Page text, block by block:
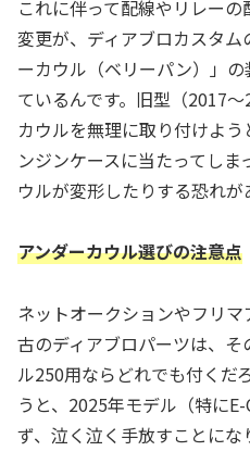
これに伴って配線やリレー
変更が、ディアブロカスタ
ーカウル（ベリーパン）」
ているんです。旧型（2017
カウルを無理に取り付けよ
ンジンケースに当たってし
ウルが変形したりする恐れが
アンダーカウル選びの注意点
ネットオークションやフリ
古のディアブロパーツは、
ル250用ならどれでも付くだ
うと、2025年モデル（特に
ず、泣く泣く手放すことに